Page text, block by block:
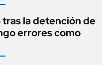
la detención de
errores como